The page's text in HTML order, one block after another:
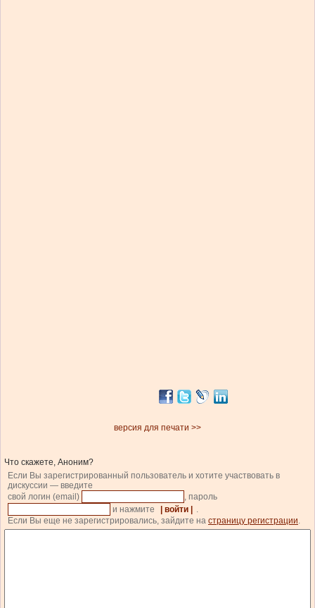
версия для печати >>
Что скажете, Аноним?
Если Вы зарегистрированный пользователь и хотите участвовать в
дискуссии — введите
свой логин (email)
, пароль
и нажмите
| войти |
Если Вы еще не зарегистрировались, зайдите на страницу регистрации